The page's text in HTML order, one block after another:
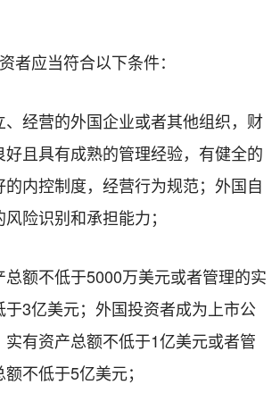
者应当符合以下条件：
、经营的外国企业或者其他组织，财
好且具有成熟的管理经验，有健全的
内控制度，经营行为规范；外国自
险识别和承担能力；
总额不低于5000万美元或者管理的实
于3亿美元；外国投资者成为上市公
实有资产总额不低于1亿美元或者管
不低于5亿美元；